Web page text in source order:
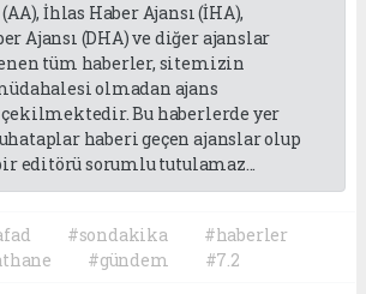
İhlas Haber Ajansı (İHA),
Ajansı (DHA) ve diğer ajanslar
tüm haberler, sitemizin
olmadan ajans
Bu haberlerde yer
haberi geçen ajanslar olup
editörü sorumlu tutulamaz...
#sondakika
#haberler
#gündem #7.2